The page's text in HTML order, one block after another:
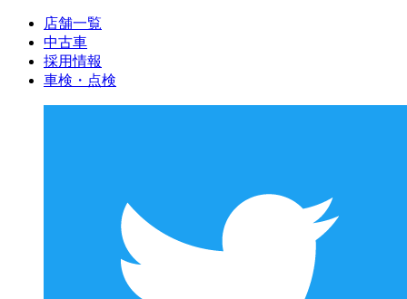
店舗一覧
中古車
採用情報
車検・点検